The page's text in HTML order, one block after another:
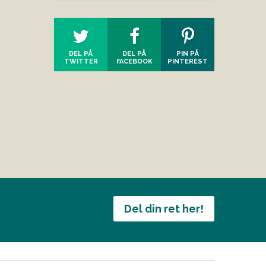
DEL PÅ
TWITTER
DEL PÅ
FACEBOOK
PIN PÅ
PINTEREST
Del din ret her!